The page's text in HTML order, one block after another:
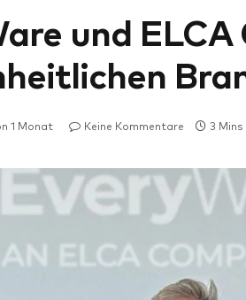
und
1 Monat Keine Kommentare 3 Mins